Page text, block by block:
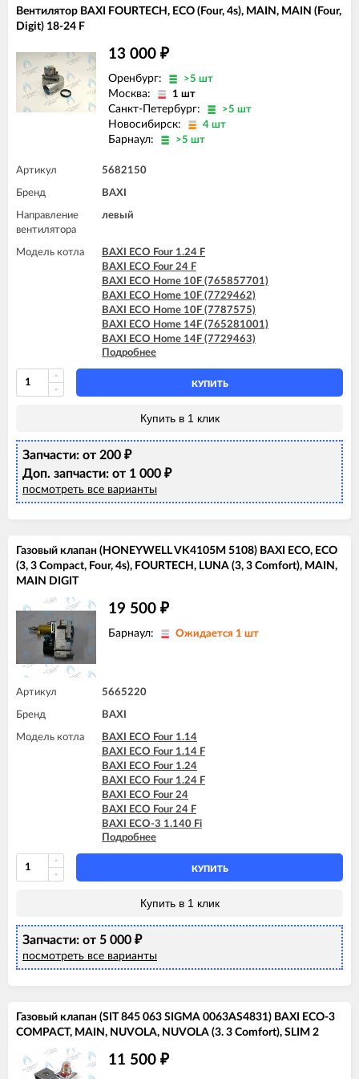
Вентилятор BAXI FOURTECH, ECO (Four, 4s), MAIN, MAIN (Four,
Digit) 18-24 F
13 000 ₽
Оренбург: >5 шт
Москва: 1 шт
Санкт-Петербург: >5 шт
Новосибирск: 4 шт
Барнаул: >5 шт
Артикул 5682150
Бренд BAXI
Направление
вентилятора
левый
Модель котла
BAXI ECO Four 1.24 F
BAXI ECO Four 24 F
BAXI ECO Home 10F (765857701)
BAXI ECO Home 10F (7729462)
BAXI ECO Home 10F (7787575)
BAXI ECO Home 14F (765281001)
BAXI ECO Home 14F (7729463)
BAXI ECO Home 14F (7787576)
BAXI ECO Home 24F (765281101)
BAXI ECO Home 24F (7729464)
BAXI ECO Home 24F (7787577)
BAXI ECO-4s 1.24 F
BAXI ECO-4s 10 F
BAXI ECO-4s 18 F
BAXI ECO-4s 24 F
BAXI FOURTECH 24 F (CSB)
BAXI MAIN 24 Fi (BSE)
BAXI MAIN DIGIT 240Fi
Подробнее
КУПИТЬ
Купить в 1 клик
Запчасти: от 200 ₽
Доп. запчасти: от 1 000 ₽
посмотреть все варианты
Газовый клапан (HONEYWELL VK4105M 5108) BAXI ECO, ECO
(3, 3 Compact, Four, 4s), FOURTECH, LUNA (3, 3 Comfort), MAIN,
MAIN DIGIT
19 500 ₽
Барнаул: Ожидается 1 шт
Артикул 5665220
Бренд BAXI
Модель котла
BAXI ECO Four 1.14
BAXI ECO Four 1.14 F
BAXI ECO Four 1.24
BAXI ECO Four 1.24 F
BAXI ECO Four 24
BAXI ECO Four 24 F
BAXI ECO-3 1.140 Fi
BAXI ECO-3 1.240 Fi
BAXI ECO-3 240 Fi
BAXI ECO-3 280 Fi
BAXI ECO-3 Compact 1.140 I
BAXI ECO-3 Compact 1.240 Fi
BAXI ECO-3 Compact 1.240 I
BAXI ECO-3 Compact 240 Fi
BAXI ECO-3 Compact 240 I
BAXI ECO-4s 18 F
BAXI ECO-4s 24
BAXI ECO-4s 24 F
BAXI FOURTECH 1.14
Подробнее
КУПИТЬ
Купить в 1 клик
Запчасти: от 5 000 ₽
посмотреть все варианты
Газовый клапан (SIT 845 063 SIGMA 0063AS4831) BAXI ECO-3
COMPACT, MAIN, NUVOLA, NUVOLA (3. 3 Comfort), SLIM 2
11 500 ₽